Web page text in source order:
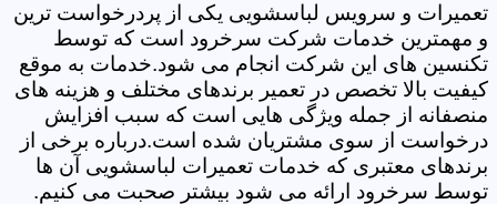
تعمیرات و سرویس لباسشویی یکی از پردرخواست ترین
و مهمترین خدمات شرکت سرخرود است که توسط
تکنسین های این شرکت انجام می شود.خدمات به موقع
کیفیت بالا تخصص در تعمیر برندهای مختلف و هزینه های
منصفانه از جمله ویژگی هایی است که سبب افزایش
درخواست از سوی مشتریان شده است.درباره برخی از
برندهای معتبری که خدمات تعمیرات لباسشویی آن ها
توسط سرخرود ارائه می شود بیشتر صحبت می کنیم.